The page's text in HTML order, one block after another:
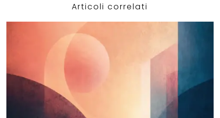
Articoli correlati